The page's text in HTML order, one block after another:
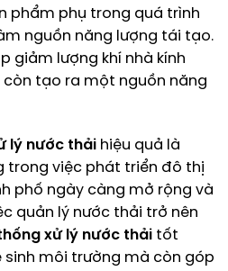
phẩm phụ trong quá trình
nguồn năng lượng tái tạo.
giảm lượng khí nhà kính
tạo ra một nguồn năng
lý nước thải hiệu quả là
trong việc phát triển đô thị
phố ngày càng mở rộng và
quản lý nước thải trở nên
xử lý nước thải tốt
sinh môi trường mà còn góp